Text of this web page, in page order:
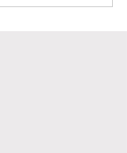
り、コースメ